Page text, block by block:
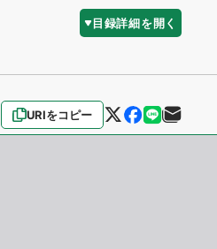
目録詳細を開く
URIをコピー